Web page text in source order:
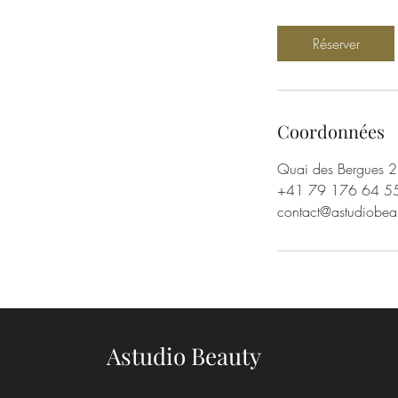
n
Réserver
Coordonnées
Quai des Bergues
+41 79 176 64
Astudio Beauty